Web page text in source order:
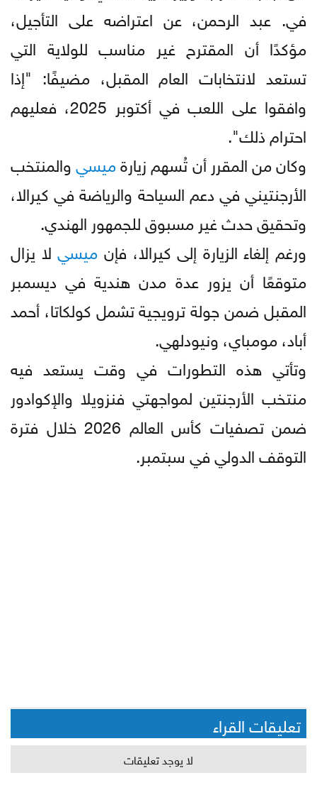
في. عبد الرحمن، عن اعتراضه على التأجيل،
مؤكدًا أن المقترح غير مناسب للولاية التي
تستعد لانتخابات العام المقبل، مضيفًا: "إذا
وافقوا على اللعب في أكتوبر 2025، فعليهم
احترام ذلك".
وكان من المقرر أن تُسهم زيارةميسيوالمنتخب
الأرجنتيني في دعم السياحة والرياضة في كيرالا،
وتحقيق حدث غير مسبوق للجمهور الهندي.
ورغم إلغاء الزيارة إلى كيرالا، فإن ميسيلا يزال
متوقعًا أن يزور عدة مدن هندية في ديسمبر
المقبل ضمن جولة ترويجية تشمل كولكاتا، أحمد
أباد، مومباي، ونيودلهي.
وتأتي هذه التطورات في وقت يستعد فيه
منتخب الأرجنتين لمواجهتي فنزويلا والإكوادور
ضمن تصفيات كأس العالم 2026 خلال فترة
التوقف الدولي في سبتمبر.
تعليقات القراء
لا يوجد تعليقات